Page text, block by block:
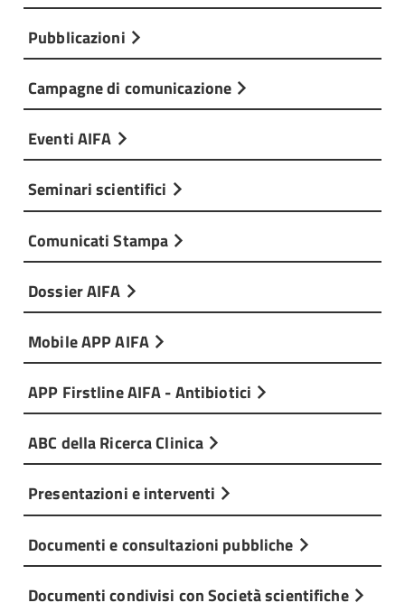
Pubblicazioni
Campagne di comunicazione
Eventi AIFA
Seminari scientifici
Comunicati Stampa
Dossier AIFA
Mobile APP AIFA
APP Firstline AIFA - Antibiotici
ABC della Ricerca Clinica
Presentazioni e interventi
Documenti e consultazioni pubbliche
Documenti condivisi con Società scientifiche